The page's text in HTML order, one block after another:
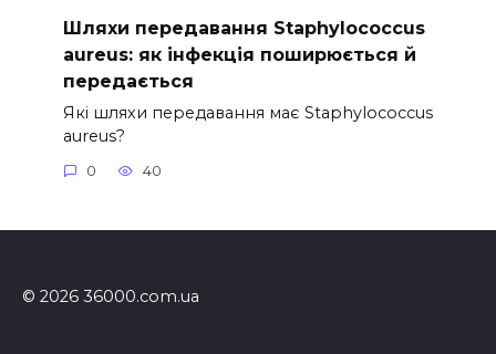
Шляхи передавання Staphylococcus
aureus: як інфекція поширюється й
передається
Які шляхи передавання має Staphylococcus
aureus?
0 40
© 2026 36000.com.ua